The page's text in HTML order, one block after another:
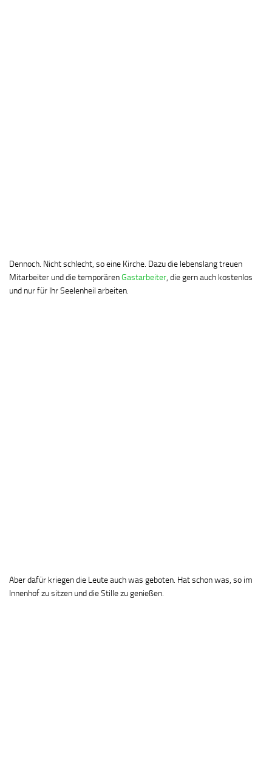
Dennoch. Nicht schlecht, so eine Kirche. Dazu die lebenslang treuen
Mitarbeiter und die temporärenGastarbeiter, die gern auch kostenlos
und nur für Ihr Seelenheil arbeiten.
Aber dafür kriegen die Leute auch was geboten. Hat schon was, so im
Innenhof zu sitzen und die Stille zu genießen.